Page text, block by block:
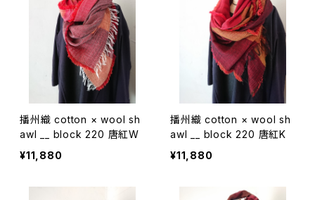
播州織 cotton × wool sh
awl __ block 220 唐紅W
¥11,880
播州織 cotton × wool sh
awl __ block 220 唐紅K
¥11,880